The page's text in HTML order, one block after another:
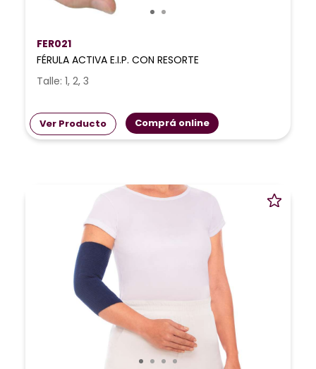
FER021
FÉRULA ACTIVA E.I.P. CON RESORTE
Talle: 1, 2, 3
Ver Producto Comprá online